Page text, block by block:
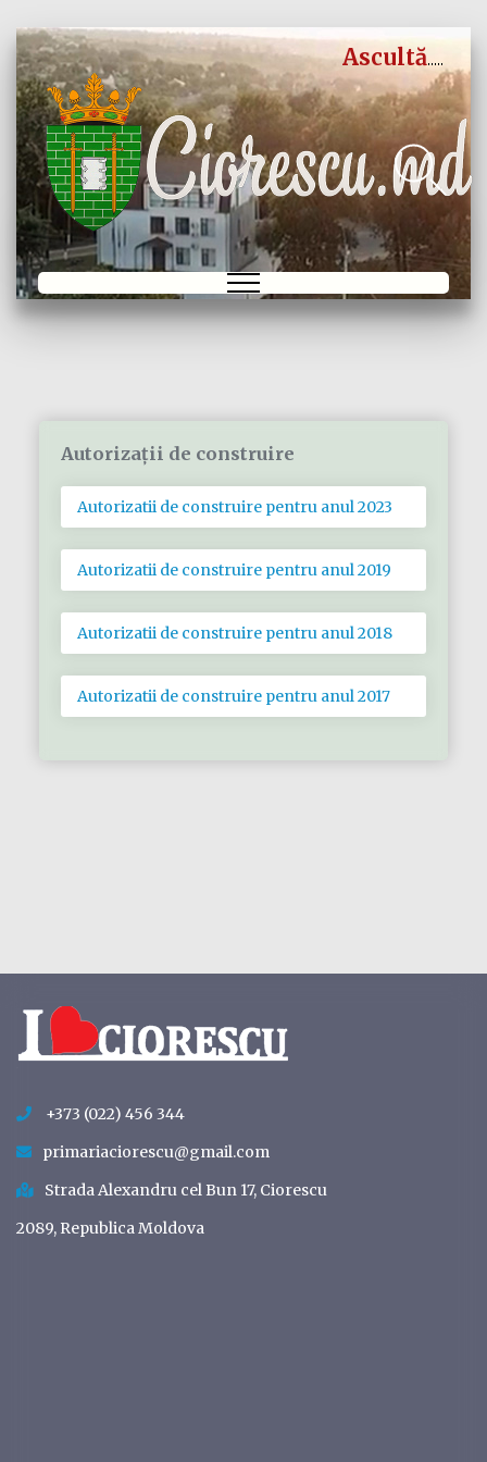
Ascultă
Autorizații de construire
Autorizatii de construire pentru anul 2023
Autorizatii de construire pentru anul 2019
Autorizatii de construire pentru anul 2018
Autorizatii de construire pentru anul 2017
+373 (022) 456 344
primariaciorescu@gmail.com
Strada Alexandru cel Bun 17, Ciorescu
2089, Republica Moldova